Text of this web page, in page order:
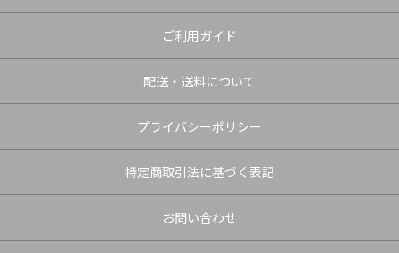
ご利用ガイド
配送・送料について
プライバシーポリシー
特定商取引法に基づく表記
お問い合わせ